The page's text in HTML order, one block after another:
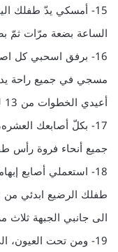
15- أمسكي يدّ طفلك
الساعة بضعة مرّات
16- برفق اسحبي كل
مسجي في جميع راحة
أعيدي الخطوات من 13 لـ 16 على اليد اليسرى
17- بكلّ أصابعك
جميع أنحاء فروة رأس
18- استعملي أصابع
طفلك الرضيع ابدئي
الى جانبي الجبهة ثلاث
19- ومن تحت